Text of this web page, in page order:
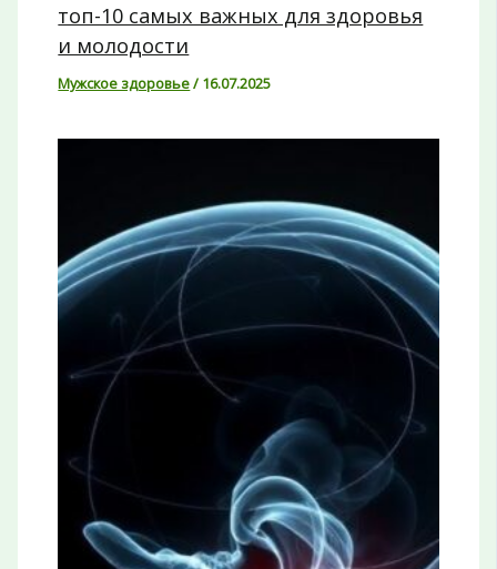
топ-10 самых важных для здоровья
и молодости
Мужское здоровье/ 16.07.2025